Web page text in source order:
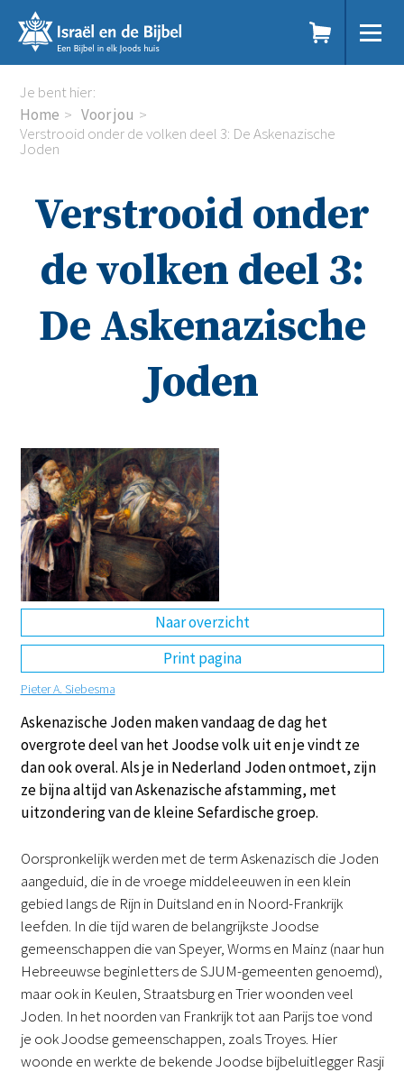
links
naar
de
inhoud
de
navigatie
Je bent hier:
Home
Voor jou
Verstrooid onder de volken deel 3: De Askenazische
Joden
Verstrooid onder
de volken deel 3:
De Askenazische
Joden
Naar overzicht
Print pagina
Pieter A. Siebesma
Askenazische Joden maken vandaag de dag het
overgrote deel van het Joodse volk uit en je vindt ze
dan ook overal. Als je in Nederland Joden ontmoet, zijn
ze bijna altijd van Askenazische afstamming, met
uitzondering van de kleine Sefardische groep.
Oorspronkelijk werden met de term Askenazisch die Joden
aangeduid, die in de vroege middeleeuwen in een klein
gebied langs de Rijn in Duitsland en in Noord-Frankrijk
leefden. In die tijd waren de belangrijkste Joodse
gemeenschappen die van Speyer, Worms en Mainz (naar hun
Hebreeuwse beginletters de SJUM-gemeenten genoemd),
maar ook in Keulen, Straatsburg en Trier woonden veel
Joden. In het noorden van Frankrijk tot aan Parijs toe vond
je ook Joodse gemeenschappen, zoals Troyes. Hier
woonde en werkte de bekende Joodse bijbeluitlegger Rasji
Doe mee
Podcast
Magazine
Agenda
Kinderwerk
Jongerenwerk
Het Studiehuis (cursus)
Over ons